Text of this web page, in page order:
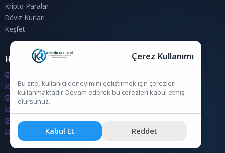
Kripto Paralar
Döviz Kurları
Keşfet
Hesaplamalar
Döviz Hesaplama
KDV Hesaplama
Zam Hesaplama
Bileşik Hesaplama
Çerez Kullanımı
Bu site, kullanıcı deneyimini geliştirmek için çerezleri
kullanmaktadır. Devam ederek bu çerezleri kabul etmiş
olursunuz.
Kabul Et Reddet